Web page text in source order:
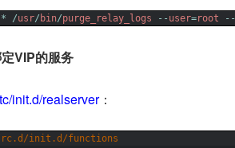
* /usr/ bin/purge_relay_logs -- user=root --
VIP的服务
init.d/realserver：
init.d/functions